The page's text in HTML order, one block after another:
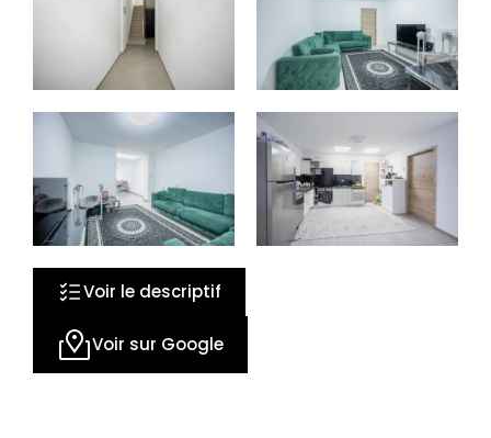
Voir le descriptif
Voir sur Google